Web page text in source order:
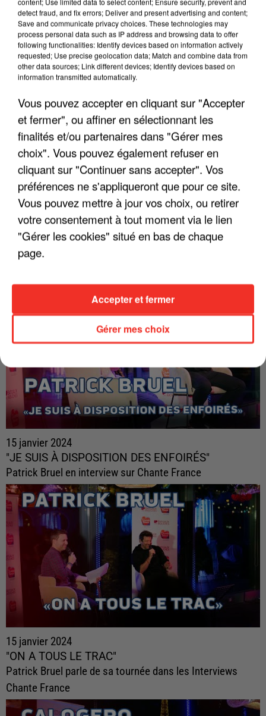
TITRES DIFFUSÉS
DANIEL
BALAVOINE
Tous Les Cris Les Sos
VIANNEY
La Fille Du Sud
ZAZIE
Rue De La Paix
LES INTERVIEWS CHANTE FRANCE
15 janvier 2024
"JE SUIS À DISPOSITION DES ENFOIRÉS"
Patrick Bruel en interview sur Chante France
15 janvier 2024
"ON A TOUS LE TRAC"
Patrick Bruel parle de sa tournée dans les Interviews
Chante France
detect fraud, and fix errors; Deliver and present advertising and content;
Save and communicate privacy choices. These technologies may
process personal data such as IP address and browsing data to offer
following functionalities: Identify devices based on information actively
requested; Use precise geolocation data; Match and combine data from
other data sources; Link different devices; Identify devices based on
information transmitted automatically.
Vous pouvez accepter en cliquant sur "Accepter
et fermer", ou affiner en sélectionnant les
finalités et/ou partenaires dans "Gérer mes
choix". Vous pouvez également refuser en
cliquant sur "Continuer sans accepter". Vos
préférences ne s'appliqueront que pour ce site.
Vous pouvez mettre à jour vos choix, ou retirer
votre consentement à tout moment via le lien
"Gérer les cookies" situé en bas de chaque
page.
Gérer mes choix
Accepter et fermer